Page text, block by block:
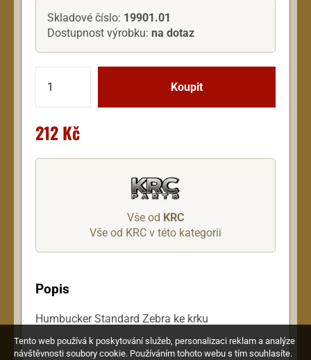
Skladové číslo: 19901.01
Dostupnost výrobku: na dotaz
212 Kč
Vše od KRC
Vše od KRC v této kategorii
Popis
Humbucker Standard Zebra ke krku
Tento web používá k poskytování služeb, personalizaci reklam a analýze
návštěvnosti soubory cookie. Používáním tohoto webu s tím souhlasíte.